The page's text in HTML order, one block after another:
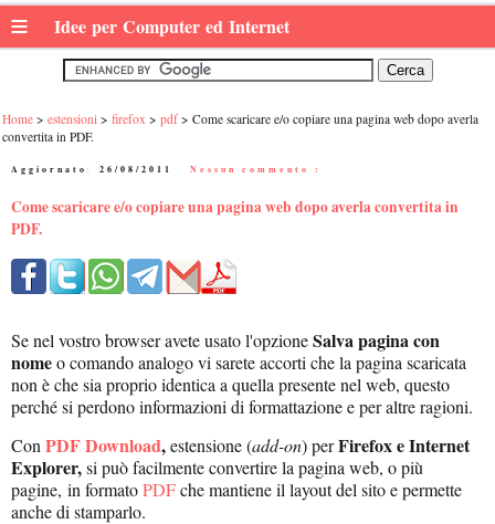
≡ Idee per Computer ed Internet
Home estensioni firefox pdf
Come scaricare e/o copiare una pagina web dopo averla
convertita in PDF.
Aggiornato: 26/08/2011 Nessun commento :
Come scaricare e/o copiare una pagina web dopo averla convertita in
PDF.
Se nel vostro browser avete usato l'opzioneSalva pagina con
nomeo comando analogo vi sarete accorti che la pagina scaricata
non è che sia proprio identica a quella presente nel web, questo
perché si perdono informazioni di formattazione e per altre ragioni.
Con PDF Download,estensione (add-on) perFirefox e Internet
Explorer,si può facilmente convertire la pagina web, o più
pagine, in formatoPDFche mantiene il layout del sito e permette
anche di stamparlo.